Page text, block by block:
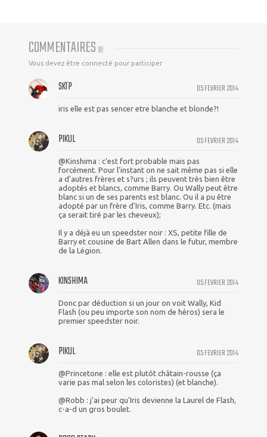
COMMENTAIRES (9)
Vous devez être connecté pour participer
05 FEVRIER 2014
SKÏP
iris elle est pas sencer etre blanche et blonde?!
05 FEVRIER 2014
PIKUL
@Kinshima : c'est fort probable mais pas
forcément. Pour l'instant on ne sait même pas si elle
a d'autres frères et s?urs ; ils peuvent très bien être
adoptés et blancs, comme Barry. Ou Wally peut être
blanc si un de ses parents est blanc. Ou il a pu être
adopté par un frère d'Iris, comme Barry. Etc. (mais
ça serait tiré par les cheveux);
Il y a déjà eu un speedster noir : XS, petite fille de
Barry et cousine de Bart Allen dans le futur, membre
de la Légion.
05 FEVRIER 2014
KINSHIMA
Donc par déduction si un jour on voit Wally, Kid
Flash (ou peu importe son nom de héros) sera le
premier speedster noir.
05 FEVRIER 2014
PIKUL
@Princetone : elle est plutôt châtain-rousse (ça
varie pas mal selon les coloristes) (et blanche).
@Robb : j'ai peur qu'Iris devienne la Laurel de Flash,
c-a-d un gros boulet.